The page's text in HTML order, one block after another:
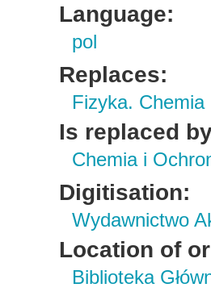
Language:
pol
Replaces:
Fizyka. Chemia
Is replaced
Chemia i
Digitisation:
Wydawnictwo
Location of
Biblioteka